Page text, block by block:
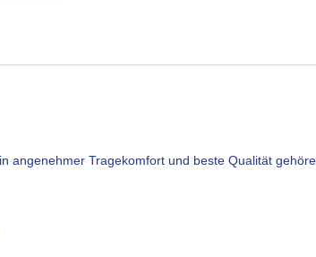
angenehmer Tragekomfort und beste Qualität